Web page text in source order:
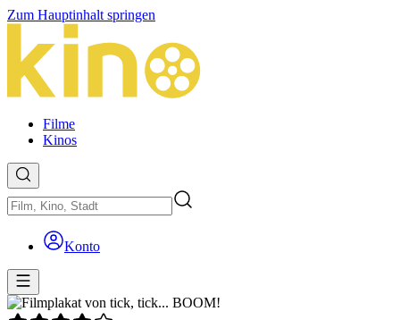
Zum Hauptinhalt springen
Filme
Kinos
Konto